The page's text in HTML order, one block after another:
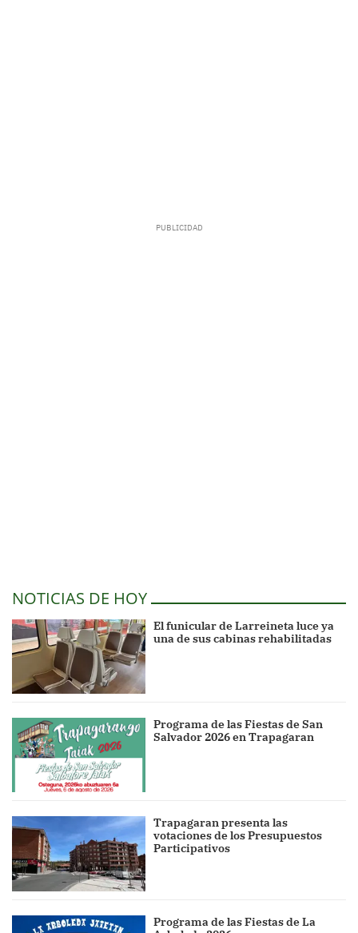
NOTICIAS DE HOY
El funicular de Larreineta luce ya
una de sus cabinas rehabilitadas
Programa de las Fiestas de San
Salvador 2026 en Trapagaran
Trapagaran presenta las
votaciones de los Presupuestos
Participativos
Programa de las Fiestas de La